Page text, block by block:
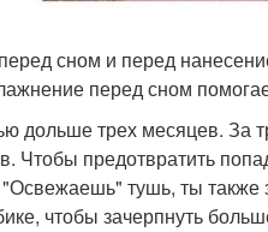
сном и перед
перед сном
дольше трех месяцев. За
Чтобы предотвратить
тушь, ты также
чтобы зачерпнуть